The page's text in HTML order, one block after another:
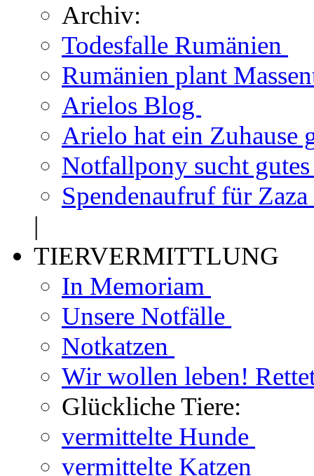
Archiv:
Todesfalle Rumänien
Rumänien plant
Arielos Blog
Arielo hat ein Zuhause
Notfallpony sucht
Spendenaufruf für Zaza
|
TIERVERMITTLUNG
In Memoriam
Unsere Notfälle
Notkatzen
Wir wollen leben!
Glückliche Tiere:
vermittelte Hunde
vermittelte Katzen